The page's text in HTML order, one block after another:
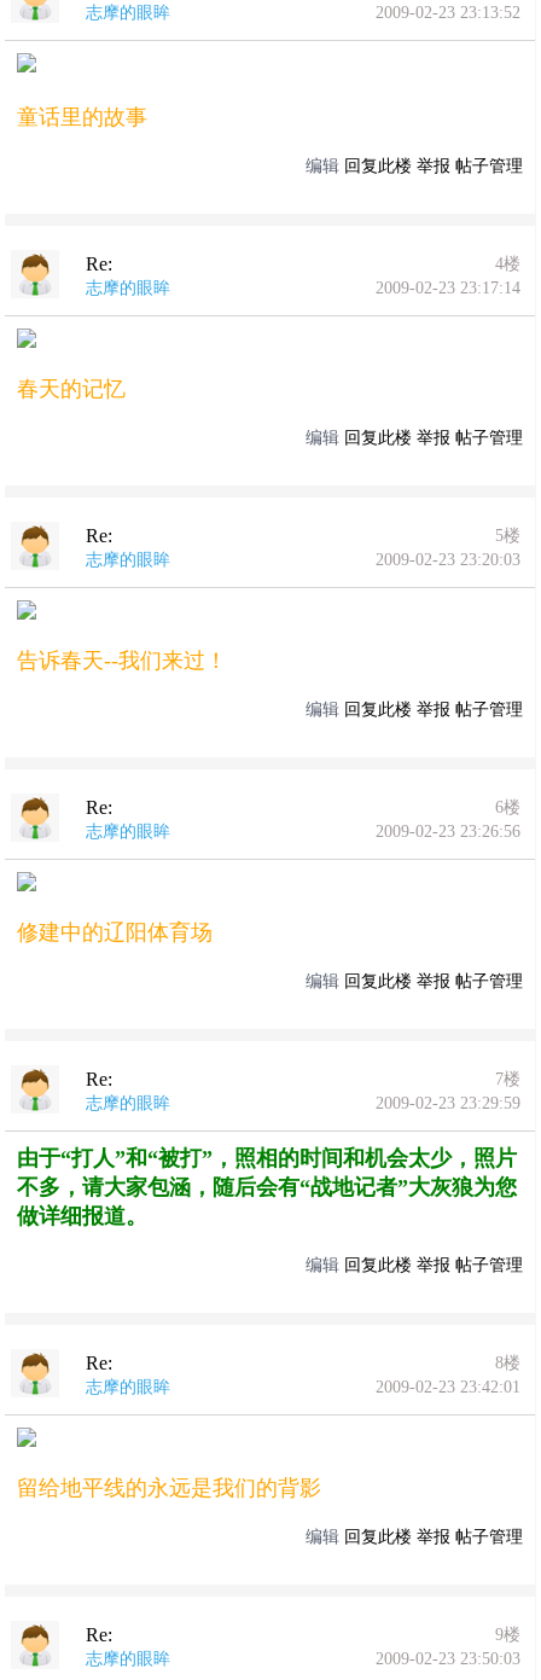
志摩的眼眸
2009-02-23 23:13:52
童话里的故事
编辑 回复此楼 举报 帖子管理
Re:
4楼
志摩的眼眸
2009-02-23 23:17:14
春天的记忆
编辑 回复此楼 举报 帖子管理
Re:
5楼
志摩的眼眸
2009-02-23 23:20:03
告诉春天--我们来过！
编辑 回复此楼 举报 帖子管理
Re:
6楼
志摩的眼眸
2009-02-23 23:26:56
修建中的辽阳体育场
编辑 回复此楼 举报 帖子管理
Re:
7楼
志摩的眼眸
2009-02-23 23:29:59
由于“打人”和“被打”，照相的时间和机会太少，照片
不多，请大家包涵，随后会有“战地记者”大灰狼为您
做详细报道。
编辑 回复此楼 举报 帖子管理
Re:
8楼
志摩的眼眸
2009-02-23 23:42:01
留给地平线的永远是我们的背影
编辑 回复此楼 举报 帖子管理
Re:
9楼
志摩的眼眸
2009-02-23 23:50:03